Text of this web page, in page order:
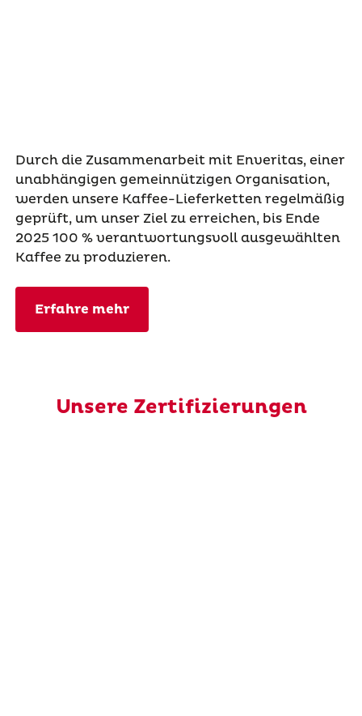
Durch die Zusammenarbeit mit Enveritas, einer
unabhängigen gemeinnützigen Organisation,
werden unsere Kaffee-Lieferketten regelmäßig
geprüft, um unser Ziel zu erreichen, bis Ende
2025 100 % verantwortungsvoll ausgewählten
Kaffee zu produzieren.
Erfahre mehr
Unsere Zertifizierungen